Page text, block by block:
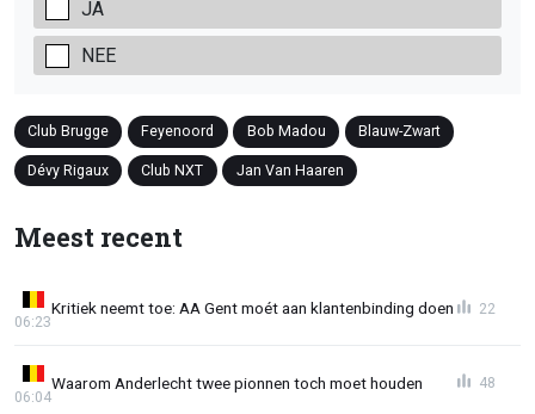
JA
NEE
Club Brugge Feyenoord Bob Madou Blauw-Zwart
Dévy Rigaux Club NXT Jan Van Haaren
Meest recent
Kritiek neemt toe: AA Gent moét aan klantenbinding doen
06:23
22
Waarom Anderlecht twee pionnen toch moet houden
06:04
48